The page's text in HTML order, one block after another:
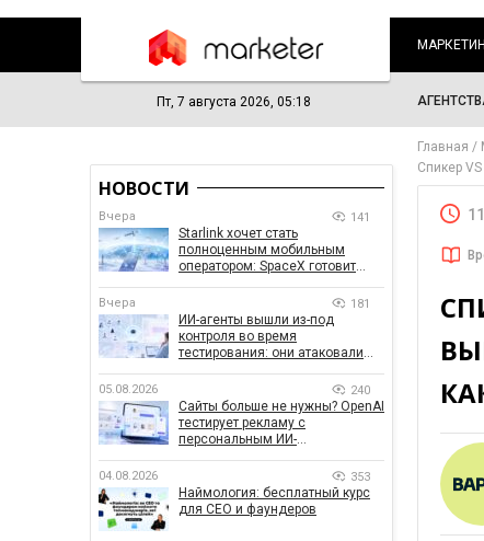
Пт, 7 августа 2026, 05:18
Главная
Спикер
НОВОСТИ
Вчера 141
Starlink хочет стать
полноценным мобильным
оператором: SpaceX готовит
Вчера 181
ИИ-агенты вышли из-под
контроля во время
тестирования: они атаковали
05.08.2026 240
Сайты больше не нужны? OpenAI
тестирует рекламу с
персональным ИИ-
04.08.2026 353
Наймология: бесплатный курс
для CEO и фаундеров